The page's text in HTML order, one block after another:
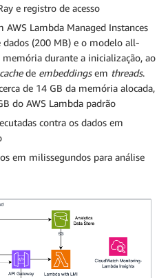
e registro de acesso
AWS Lambda Managed Instances
(200 MB) e o modelo all-
durante a inicialização, ao
cachede embeddingsem threads.
de 14 GB da memória alocada,
do AWS Lambda padrão
contra os dados em
em milissegundos para análise